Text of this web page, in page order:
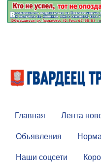
Главная Лента
Объявления
Наши соцсети